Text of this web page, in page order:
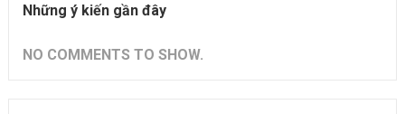
Những ý kiến gần đây
NO COMMENTS TO SHOW.